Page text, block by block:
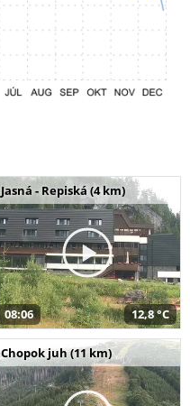
Jasná - Repiská (4 km)
08:06 12,8 °C
Chopok juh (11 km)